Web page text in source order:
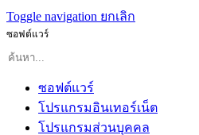
Toggle navigation ยกเลิก
ซอฟต์แวร์
ซอฟต์แวร์
โปรแกรมอินเทอร์เน็ต
โปรแกรมส่วนบุคคล